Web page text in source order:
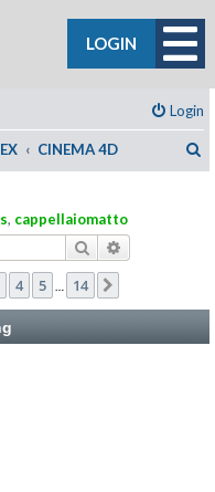
LOGIN
Login
CINEMA 4D
, cappellaiomatto
Cerca
14
4 5 14